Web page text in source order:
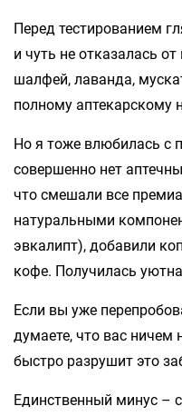
Перед тестированием
и чуть не отказалась
шалфей, лаванда,
полному аптекарскому
Но я тоже влюбилась с
совершенно нет
что смешали все
натуральными
эвкалипт), добавили
кофе. Получилась
Если вы уже
думаете, что вас ничем
быстро разрушит это
Единственный минус –